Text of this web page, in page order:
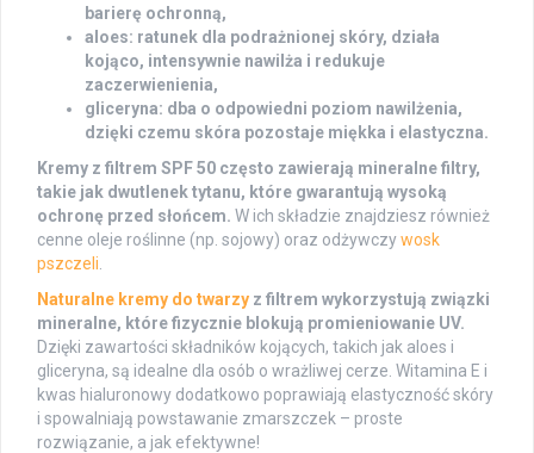
barierę ochronną,
aloes: ratunek dla podrażnionej skóry, działa
kojąco, intensywnie nawilża i redukuje
zaczerwienienia,
gliceryna: dba o odpowiedni poziom nawilżenia,
dzięki czemu skóra pozostaje miękka i elastyczna.
Kremy z filtrem SPF 50 często zawierają mineralne filtry,
takie jak dwutlenek tytanu, które gwarantują wysoką
ochronę przed słońcem. W ich składzie znajdziesz również
cenne oleje roślinne (np. sojowy) oraz odżywczywosk
pszczeli
Naturalne kremy do twarzy z filtrem wykorzystują związki
mineralne, które fizycznie blokują promieniowanie UV.
Dzięki zawartości składników kojących, takich jak aloes i
gliceryna, są idealne dla osób o wrażliwej cerze. Witamina E i
kwas hialuronowy dodatkowo poprawiają elastyczność skóry
i spowalniają powstawanie zmarszczek – proste
rozwiązanie, a jak efektywne!